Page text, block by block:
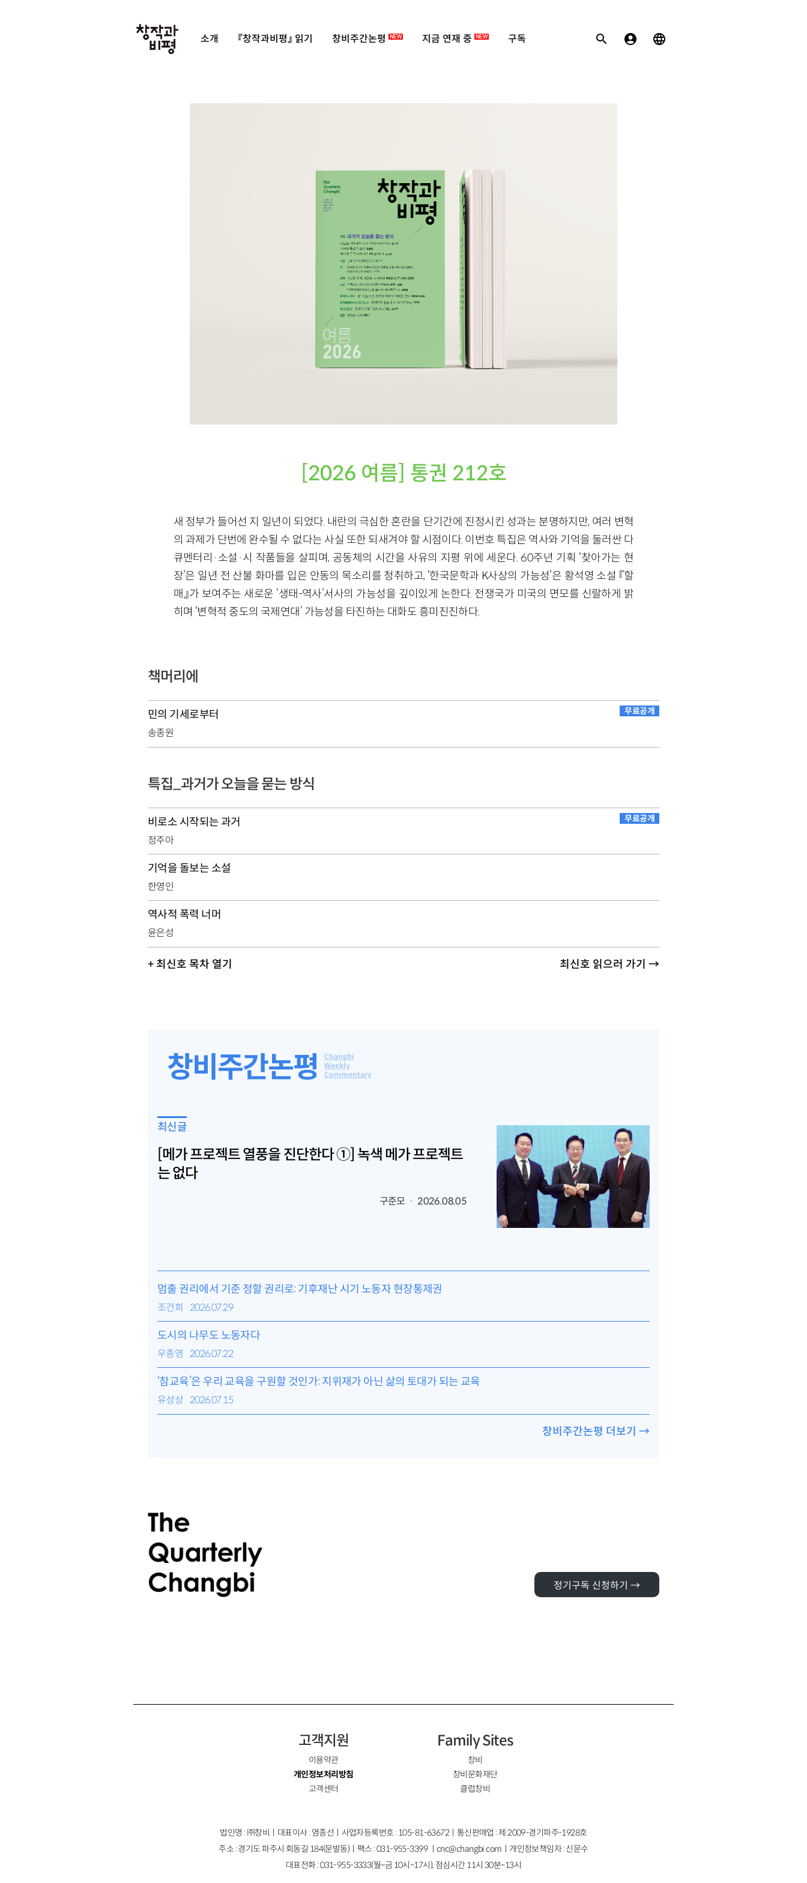
소개 『창작과비평』 읽기 창비주간논평 NEW 지금 연재 중 NEW 구독
[2026 여름] 통권 212호
새 정부가 들어선 지 일년이 되었다. 내란의 극심한 혼란을 단기간에 진정시킨 성과는 분명하지만, 여러 변혁
의 과제가 단번에 완수될 수 없다는 사실 또한 되새겨야 할 시점이다. 이번호 특집은 역사와 기억을 둘러싼 다
큐멘터리·소설·시 작품들을 살피며, 공동체의 시간을 사유의 지평 위에 세운다. 60주년 기획 ‘찾아가는 현
장’은 일년 전 산불 화마를 입은 안동의 목소리를 청취하고, ‘한국문학과 K사상의 가능성’은 황석영 소설 『할
매』가 보여주는 새로운 ‘생태-역사’서사의 가능성을 깊이있게 논한다. 전쟁국가 미국의 면모를 신랄하게 밝
히며 ‘변혁적 중도의 국제연대’ 가능성을 타진하는 대화도 흥미진진하다.
책머리에
민의 기세로부터
송종원
무료공개
특집_과거가 오늘을 묻는 방식
비로소 시작되는 과거
정주아
무료공개
기억을 돌보는 소설
한영인
역사적 폭력 너머
윤은성
+ 최신호 목차 열기 최신호 읽으러 가기 →
창비주간논평Changbi
Weekly
Commentary
최신글
[메가 프로젝트 열풍을 진단한다 ①] 녹색 메가 프로젝트
는 없다
구준모 · 2026.08.05
멈출 권리에서 기준 정할 권리로: 기후재난 시기 노동자 현장통제권
조건희 2026.07.29
도시의 나무도 노동자다
우종영 2026.07.22
‘참교육’은 우리 교육을 구원할 것인가: 지위재가 아닌 삶의 토대가 되는 교육
유성상 2026.07.15
창비주간논평 더보기 →
정기구독 신청하기 →
고객지원
이용약관
개인정보처리방침
고객센터
Family Sites
창비
창비문화재단
클럽창비
법인명 : ㈜창비ㅣ대표이사 : 염종선ㅣ사업자등록번호 : 105-81-63672ㅣ통신판매업 : 제 2009-경기파주-1928호
주소 : 경기도 파주시 회동길 184(문발동)ㅣ팩스 : 031-955-3399 ㅣcnc@changbi.com ㅣ개인정보책임자 : 신문수
대표전화 : 031-955-3333(월~금 10시~17시), 점심시간 11시 30분~13시